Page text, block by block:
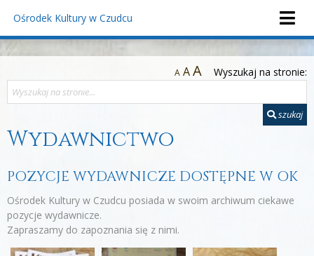
Ośrodek Kultury w Czudcu
A AA Wyszukaj na stronie:
szukaj
Wydawnictwo
POZYCJE WYDAWNICZE DOSTĘPNE W OK
Ośrodek Kultury w Czudcu posiada w swoim archiwum ciekawe
pozycje wydawnicze.
Zapraszamy do zapoznania się z nimi.